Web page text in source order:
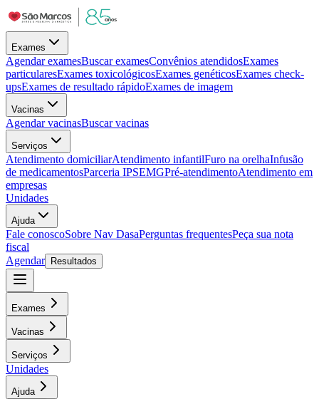
Exames
Agendar examesBuscar examesConvênios atendidosExames
particularesExames toxicológicosExames genéticosExames check-
upsExames de resultado rápidoExames de imagem
Vacinas
Agendar vacinasBuscar vacinas
Serviços
Atendimento domiciliarAtendimento infantilFuro na orelhaInfusão
de medicamentosParceria IPSEMGPré-atendimentoAtendimento em
empresas
Unidades
Ajuda
Fale conoscoSobre Nav DasaPerguntas frequentesPeça sua nota
fiscal
Agendar
Resultados
Exames
Vacinas
Serviços
Unidades
Ajuda